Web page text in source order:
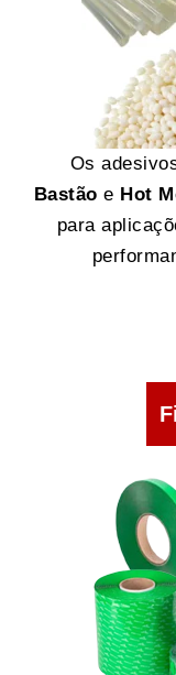
Os
Bastão e Hot
para